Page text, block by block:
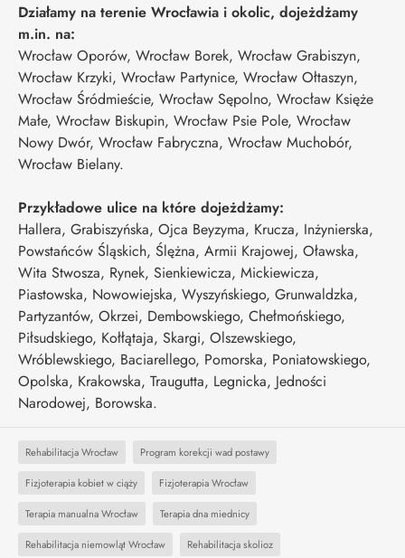
Działamy na terenie Wrocławia i okolic, dojeżdżamy
m.in. na:
Wrocław Oporów, Wrocław Borek, Wrocław Grabiszyn,
Wrocław Krzyki, Wrocław Partynice, Wrocław Ołtaszyn,
Wrocław Śródmieście, Wrocław Sępolno, Wrocław Księże
Małe, Wrocław Biskupin, Wrocław Psie Pole, Wrocław
Nowy Dwór, Wrocław Fabryczna, Wrocław Muchobór,
Wrocław Bielany.
Przykładowe ulice na które dojeżdżamy:
Hallera, Grabiszyńska, Ojca Beyzyma, Krucza, Inżynierska,
Powstańców Śląskich, Ślężna, Armii Krajowej, Oławska,
Wita Stwosza, Rynek, Sienkiewicza, Mickiewicza,
Piastowska, Nowowiejska, Wyszyńskiego, Grunwaldzka,
Partyzantów, Okrzei, Dembowskiego, Chełmońskiego,
Piłsudskiego, Kołłątaja, Skargi, Olszewskiego,
Wróblewskiego, Baciarellego, Pomorska, Poniatowskiego,
Opolska, Krakowska, Traugutta, Legnicka, Jedności
Narodowej, Borowska.
Rehabilitacja Wrocław Program korekcji wad postawy
Fizjoterapia kobiet w ciąży Fizjoterapia Wrocław
Terapia manualna Wrocław Terapia dna miednicy
Rehabilitacja niemowląt Wrocław Rehabilitacja skolioz